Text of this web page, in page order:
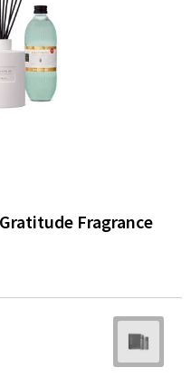
Fragrance